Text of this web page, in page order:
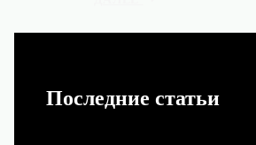
Последние статьи